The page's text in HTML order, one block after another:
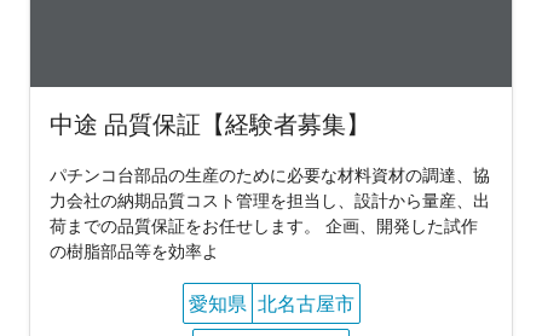
中途 品質保証【経験者募集】
パチンコ台部品の生産のために必要な材料資材の調達、協
力会社の納期品質コスト管理を担当し、設計から量産、出
荷までの品質保証をお任せします。 企画、開発した試作
の樹脂部品等を効率よ
愛知県 北名古屋市